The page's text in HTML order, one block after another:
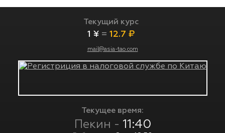
Текущий курс
1 ¥ = 12.7 ₽
mail@asia-tao.com
Текущее время:
Пекин - 11:40